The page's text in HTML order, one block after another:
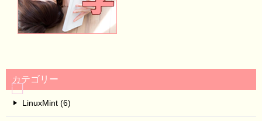
カテゴリー
LinuxMint (6)